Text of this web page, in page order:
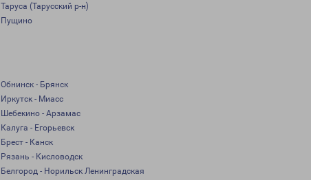
Таруса (Тарусский р-н)
Пущино
Обнинск - Брянск
Иркутск - Миасс
Шебекино - Арзамас
Калуга - Егорьевск
Брест - Канск
Рязань - Кисловодск
Белгород - Норильск Ленинградская